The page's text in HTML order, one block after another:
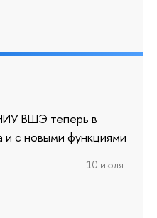
ВШЭ теперь в
и с новыми функциями
10 июля